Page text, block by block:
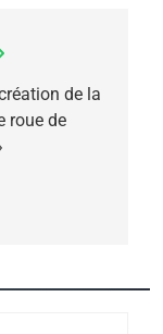
de la
roue de
plus
le
contre
RÉSILIENTE :